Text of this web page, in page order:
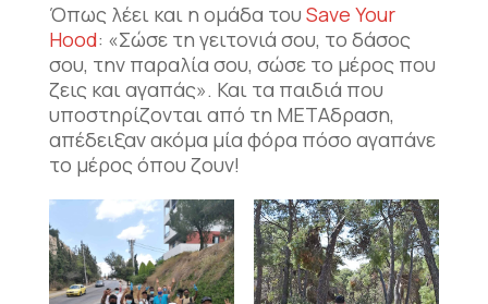
Όπως λέει και η ομάδα του Save Your
Hood: «Σώσε τη γειτονιά σου, το δάσος
σου, την παραλία σου, σώσε το μέρος που
ζεις και αγαπάς». Και τα παιδιά που
υποστηρίζονται από τη ΜΕΤΑδραση,
απέδειξαν ακόμα μία φόρα πόσο αγαπάνε
το μέρος όπου ζουν!